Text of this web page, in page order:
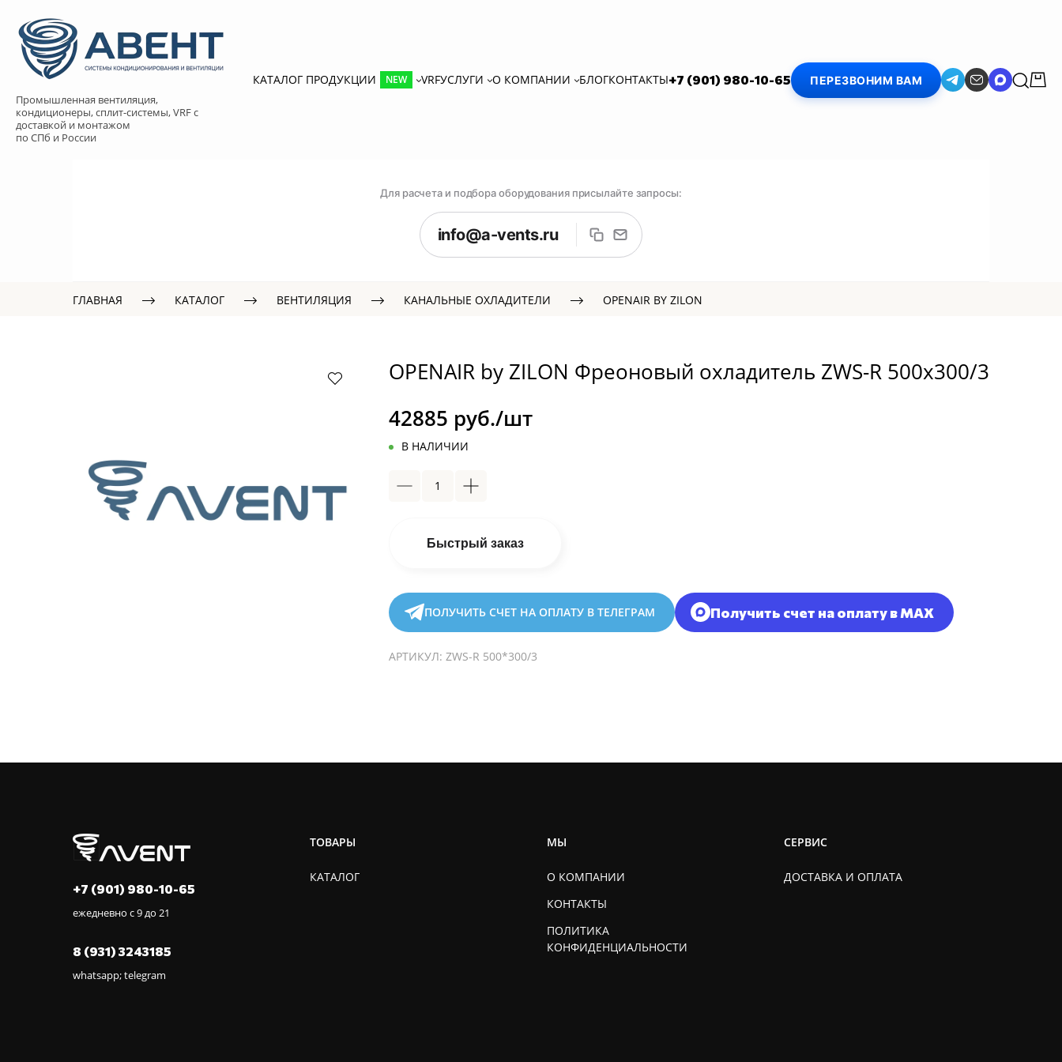
Промышленная вентиляция,
кондиционеры, сплит-системы, VRF с
доставкой и монтажом
по СПб и России
КАТАЛОГ ПРОДУКЦИИ NEW VRFУСЛУГИ О КОМПАНИИ БЛОГКОНТАКТЫ+7 (901) 980-10-65 ПЕРЕЗВОНИМ ВАМ
Для расчета и подбора оборудования присылайте запросы:
info@a-vents.ru
ГЛАВНАЯ КАТАЛОГ ВЕНТИЛЯЦИЯ КАНАЛЬНЫЕ ОХЛАДИТЕЛИ OPENAIR BY ZILON
OPENAIR by ZILON Фреоновый охладитель ZWS-R 500x300/3
42885 руб./шт
В НАЛИЧИИ
Быстрый заказ
ПОЛУЧИТЬ СЧЕТ НА ОПЛАТУ В ТЕЛЕГРАМ Получить счет на оплату в MAX
АРТИКУЛ: ZWS-R 500*300/3
+7 (901) 980-10-65
ежедневно с 9 до 21
8 (931) 3243185
whatsapp; telegram
ТОВАРЫ
КАТАЛОГ
МЫ
О КОМПАНИИ
КОНТАКТЫ
ПОЛИТИКА
КОНФИДЕНЦИАЛЬНОСТИ
СЕРВИС
ДОСТАВКА И ОПЛАТА